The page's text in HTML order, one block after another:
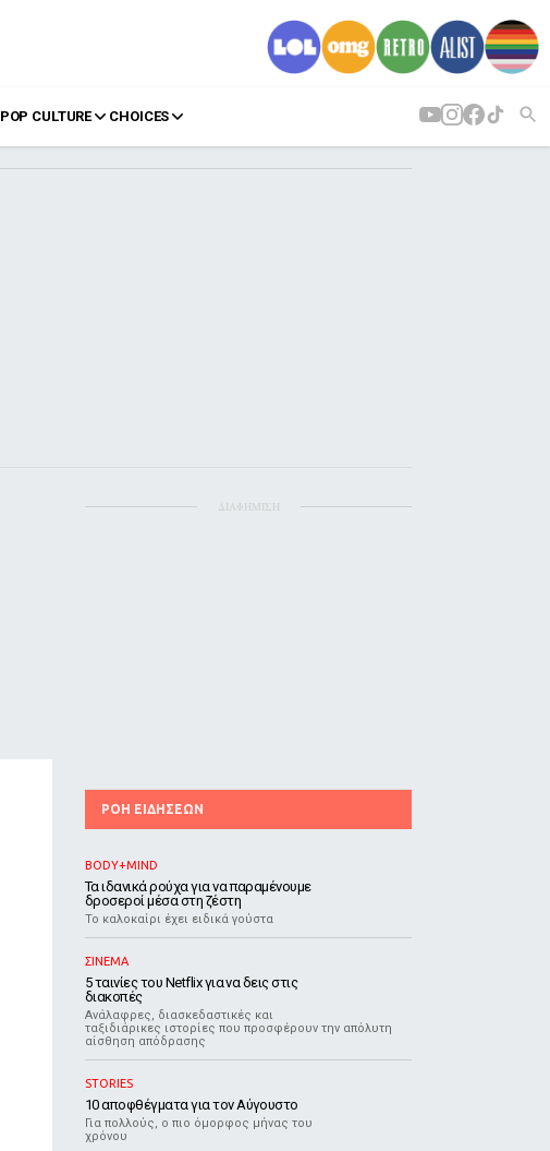
POP CULTURE CHOICES
ΔΙΑΦΗΜΙΣΗ
ΡΟΗ ΕΙΔΗΣΕΩΝ
BODY+MIND
Τα ιδανικά ρούχα για να παραμένουμε
δροσεροί μέσα στη ζέστη
To καλοκαίρι έχει ειδικά γούστα
ΣΙΝΕΜΑ
5 ταινίες του Netflix για να δεις στις
διακοπές
Aνάλαφρες, διασκεδαστικές και
ταξιδιάρικες ιστορίες που προσφέρουν την απόλυτη
αίσθηση απόδρασης
STORIES
10 αποφθέγματα για τον Αύγουστο
Για πολλούς, ο πιο όμορφος μήνας του
χρόνου